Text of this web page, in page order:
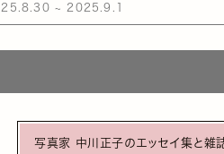
~ 2025.9.1
写真家 中川正子のエッセイ集と雑